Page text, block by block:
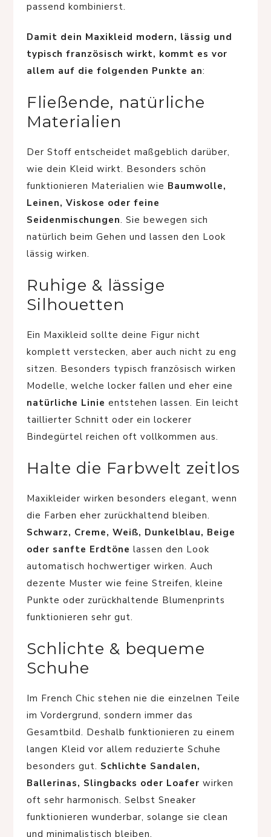
passend kombinierst.
Damit dein Maxikleid modern, lässig und
typisch französisch wirkt, kommt es vor
allem auf die folgenden Punkte an:
Fließende, natürliche
Materialien
Der Stoff entscheidet maßgeblich darüber,
wie dein Kleid wirkt. Besonders schön
funktionieren Materialien wie Baumwolle,
Leinen, Viskose oder feine
Seidenmischungen. Sie bewegen sich
natürlich beim Gehen und lassen den Look
lässig wirken.
Ruhige & lässige
Silhouetten
Ein Maxikleid sollte deine Figur nicht
komplett verstecken, aber auch nicht zu eng
sitzen. Besonders typisch französisch wirken
Modelle, welche locker fallen und eher eine
natürliche Linie entstehen lassen. Ein leicht
taillierter Schnitt oder ein lockerer
Bindegürtel reichen oft vollkommen aus.
Halte die Farbwelt zeitlos
Maxikleider wirken besonders elegant, wenn
die Farben eher zurückhaltend bleiben.
Schwarz, Creme, Weiß, Dunkelblau, Beige
oder sanfte Erdtöne lassen den Look
automatisch hochwertiger wirken. Auch
dezente Muster wie feine Streifen, kleine
Punkte oder zurückhaltende Blumenprints
funktionieren sehr gut.
Schlichte & bequeme
Schuhe
Im French Chic stehen nie die einzelnen Teile
im Vordergrund, sondern immer das
Gesamtbild. Deshalb funktionieren zu einem
langen Kleid vor allem reduzierte Schuhe
besonders gut. Schlichte Sandalen,
Ballerinas, Slingbacks oder Loafer wirken
oft sehr harmonisch. Selbst Sneaker
funktionieren wunderbar, solange sie clean
und minimalistisch bleiben.